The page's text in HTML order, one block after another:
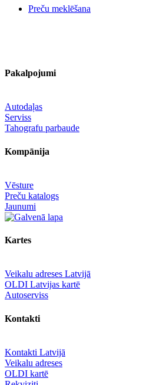
Preču meklēšana
Pakalpojumi
Autodaļas
Serviss
Tahografu parbaude
Kompānija
Vēsture
Preču katalogs
Jaunumi
Kartes
Veikalu adreses Latvijā
OLDI Latvijas kartē
Autoserviss
Kontakti
Kontakti Latvijā
Veikalu adreses
OLDI kartē